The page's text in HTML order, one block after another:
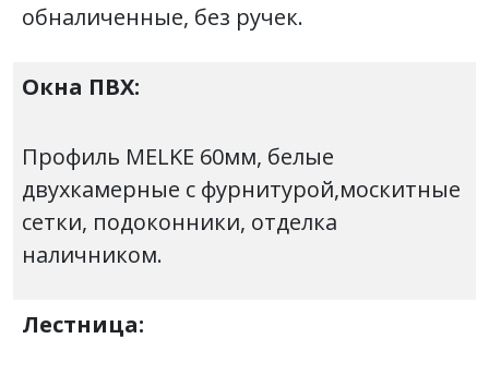
обналиченные, без ручек.
Окна ПВХ:
Профиль MELKE 60мм, белые
двухкамерные с фурнитурой,москитные
сетки, подоконники, отделка
наличником.
Лестница: